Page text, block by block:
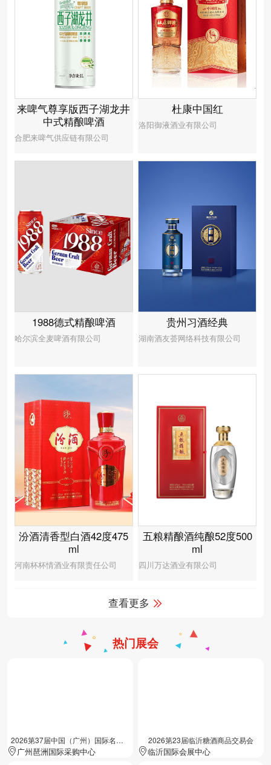
来啤气尊享版西子湖龙井
中式精酿啤酒
合肥来啤气供应链有限公司
杜康中国红
洛阳御液酒业有限公司
1988德式精酿啤酒
哈尔滨全麦啤酒有限公司
贵州习酒经典
湖南酒友荟网络科技有限公司
汾酒清香型白酒42度475
ml
河南杯杯情酒业有限责任公司
五粮精酿酒纯酿52度500
ml
四川万达酒业有限公司
查看更多
热门展会
2026第37届中国（广州）国际名酒展览会
广州琶洲国际采购中心
2026第23届临沂糖酒商品交易会
临沂国际会展中心